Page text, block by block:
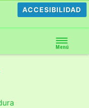
Menú
ACCESIBILIDAD